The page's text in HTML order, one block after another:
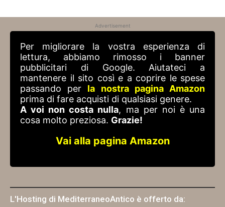
Advertisement
Per migliorare la vostra esperienza di
lettura, abbiamo rimosso i banner
pubblicitari di Google. Aiutateci a
mantenere il sito così e a coprire le spese
passando per la nostra pagina Amazon
prima di fare acquisti di qualsiasi genere.
A voi non costa nulla, ma per noi è una
cosa molto preziosa. Grazie!
Vai alla pagina Amazon
L'Hosting di MediterraneoAntico è offerto da: